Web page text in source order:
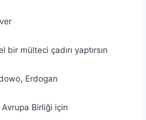
bir mülteci çadırı yaptırsın
Erdogan
Avrupa Birliği için